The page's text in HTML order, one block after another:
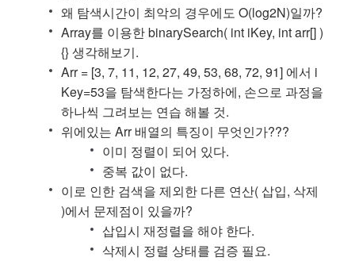
왜 탐색시간이 최악의 경우에도 O(log2N)일까?
Array를 이용한 binarySearch( int iKey, int arr[] )
{} 생각해보기.
Arr = [3, 7, 11, 12, 27, 49, 53, 68, 72, 91] 에서 i
Key=53을 탐색한다는 가정하에, 손으로 과정을
하나씩 그려보는 연습 해볼 것.
위에있는 Arr 배열의 특징이 무엇인가???
이미 정렬이 되어 있다.
중복 값이 없다.
이로 인한 검색을 제외한 다른 연산( 삽입, 삭제
)에서 문제점이 있을까?
삽입시 재정렬을 해야 한다.
삭제시 정렬 상태를 검증 필요.